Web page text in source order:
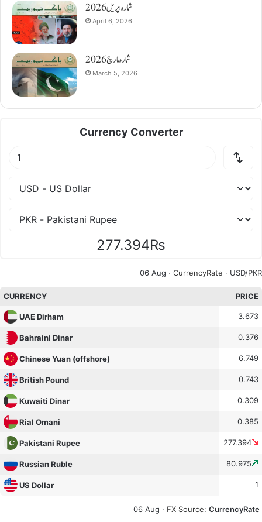
شمارہ اپریل 2026
April 6, 2026
شمارہ مارچ 2026
March 5, 2026
Currency Converter
277.394₨
06 Aug · CurrencyRate · USD/PKR
CURRENCY PRICE
UAE Dirham 3.673
Bahraini Dinar 0.376
Chinese Yuan (offshore) 6.749
British Pound 0.743
Kuwaiti Dinar 0.309
Rial Omani 0.385
Pakistani Rupee 277.394
Russian Ruble 80.975
US Dollar 1
06 Aug · FX Source: CurrencyRate